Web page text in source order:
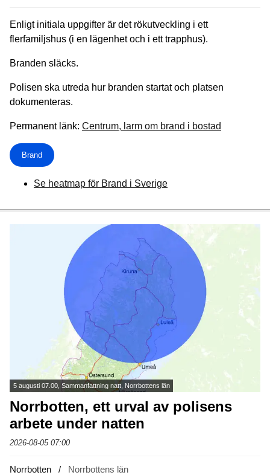
Enligt initiala uppgifter är det rökutveckling i ett
flerfamiljshus (i en lägenhet och i ett trapphus).
Branden släcks.
Polisen ska utreda hur branden startat och platsen
dokumenteras.
Permanent länk: Centrum, larm om brand i bostad
Brand
Se heatmap för Brand i Sverige
5 augusti 07.00, Sammanfattning natt, Norrbottens län
Norrbotten, ett urval av polisens
arbete under natten
2026-08-05 07:00
Norrbotten Norrbottens län